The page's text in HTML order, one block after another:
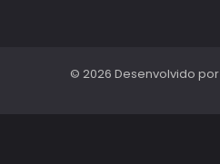
© 2026 Desenvolvido por